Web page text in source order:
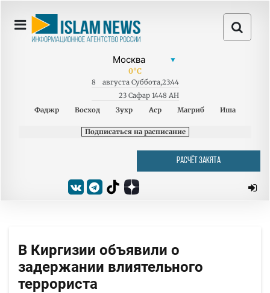
0°C
8 августа Суббота,23:44
23 Сафар 1448 AH
Фаджр
Восход Зухр Аср Магриб Иша
Подписаться на расписание
РАСЧЁТ ЗАКЯТА
В Киргизии объявили о
задержании влиятельного
террориста